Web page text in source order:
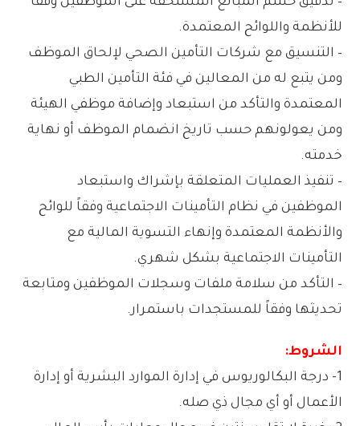
للأنظمة واللوائح المعتمدة.
– التنسيق مع شركات التأمين الصحي لإلحاق الموظف
ومن يتبع له من المعالين في فئة التأمين الطبي
المعتمدة والتأكد من استبعاد وإضافة موظفي الهيئة
ومن يعولونهم حسب تاريخ انضمام الموظف أو نهاية
خدمته.
– تنفيذ العمليات المتعلقة بإشراك واستبعاد
الموظفين في نظام التأمينات الاجتماعية وفقاً للوائح
والأنظمة المعتمدة وإنهاء التسوية المالية مع
التأمينات الاجتماعية بشكل شهري.
– التأكد من سلامة ملفات وسجلات الموظفين ومتابعة
تحديثها وفقاً للمستجدات باستمرار.
الشروط:
1- درجة البكالوريوس في إدارة الموارد البشرية أو إدارة
الأعمال أو أي مجال ذي صله.